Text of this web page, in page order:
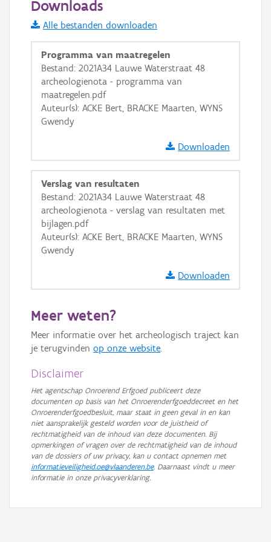
Informatie Vlaanderen
i
+ −
Basis Lagen
OSM-Basiskaart
Ortho
GRB-Basiskaart
GRB-Basiskaart in grijswaarden
Downloads
Alle bestanden downloaden
Programma van maatregelen
Bestand: 2021A34 Lauwe Waterstraat 48
archeologienota - programma van
maatregelen.pdf
Auteur(s): ACKE Bert, BRACKE Maarten, WYNS
Gwendy
Downloaden
Verslag van resultaten
Bestand: 2021A34 Lauwe Waterstraat 48
archeologienota - verslag van resultaten met
bijlagen.pdf
Auteur(s): ACKE Bert, BRACKE Maarten, WYNS
Gwendy
Downloaden
Meer weten?
Meer informatie over het archeologisch traject kan
je terugvinden op onze website.
Disclaimer
Het agentschap Onroerend Erfgoed publiceert deze
documenten op basis van het Onroerenderfgoeddecreet en het
Onroerenderfgoedbesluit, maar staat in geen geval in en kan
niet aansprakelijk gesteld worden voor de juistheid of
rechtmatigheid van de inhoud van deze documenten. Bij
opmerkingen of vragen over de rechtmatigheid van de inhoud
van de dossiers of uw privacy, kan u contact opnemen met
informatieveiligheid.oe@vlaanderen.be. Daarnaast vindt u meer
informatie in onze privacyverklaring.